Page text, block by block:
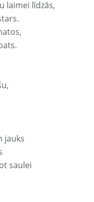
laimei līdzās,
jauks
saulei